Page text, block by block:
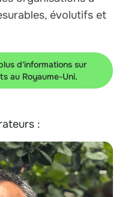
évolutifs et
d'informations sur
au Royaume-Uni.
: